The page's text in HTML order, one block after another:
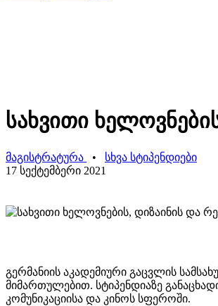
სახვითი
მაგისტრატურა • სხვა სტიპენდიები
17 სექტემბერი 2021
გერმანიის აკადემიური გაცვლის
მიმართულებით. სტიპენდიაზე
კომუნიკაციისა და კინოს სფეროში.